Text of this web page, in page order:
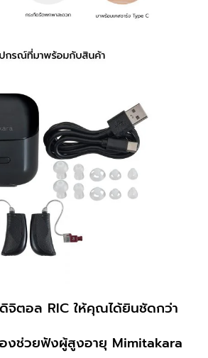
จิตอล RIC ให้คุณได้ยินชัดกว่า
งช่วยฟังผู้สูงอายุ Mimitakara